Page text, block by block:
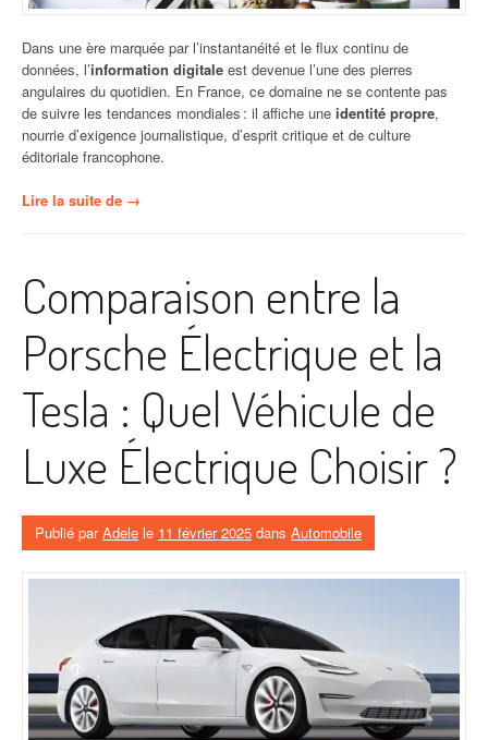
Dans une ère marquée par l’instantanéité et le flux continu de
données, l’information digitale est devenue l’une des pierres
angulaires du quotidien. En France, ce domaine ne se contente pas
de suivre les tendances mondiales : il affiche une identité propre,
nourrie d’exigence journalistique, d’esprit critique et de culture
éditoriale francophone.
Lire la suite de « L’Information
Française »
→
Comparaison entre la
Porsche Électrique et la
Tesla : Quel Véhicule de
Luxe Électrique Choisir ?
Publié parAdele le 11 février 2025 dans Automobile